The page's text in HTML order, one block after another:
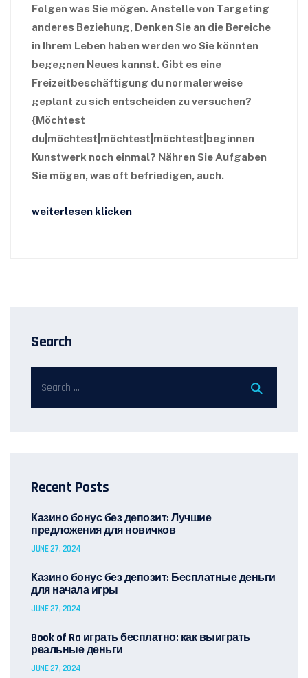
Folgen was Sie mögen. Anstelle von Targeting
anderes Beziehung, Denken Sie an die Bereiche
in Ihrem Leben haben werden wo Sie könnten
begegnen Neues kannst. Gibt es eine
Freizeitbeschäftigung du normalerweise
geplant zu sich entscheiden zu versuchen?
{Möchtest
du|möchtest|möchtest|möchtest|beginnen
Kunstwerk noch einmal? Nähren Sie Aufgaben
Sie mögen, was oft befriedigen, auch.
weiterlesen klicken
Search
Recent Posts
Казино бонус без депозит: Лучшие
предложения для новичков
JUNE 27, 2024
Казино бонус без депозит: Бесплатные деньги
для начала игры
JUNE 27, 2024
Book of Ra играть бесплатно: как выиграть
реальные деньги
JUNE 27, 2024